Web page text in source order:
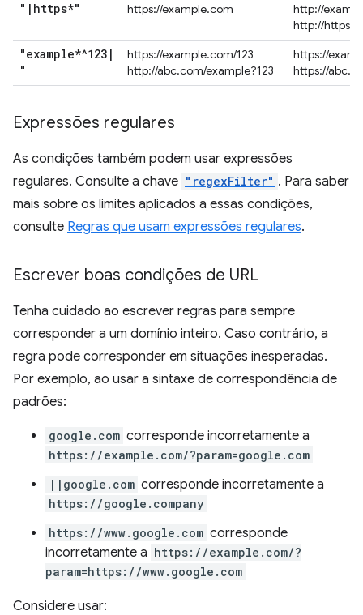
" | https*" https://example.com
http://
http://
"example*^123 |
"
https://example.com/123
http://abc.com/example?123
https://
https://
Expressões regulares
As condições também podem usar expressões
regulares. Consulte a chave "regexFilter" . Para saber
mais sobre os limites aplicados a essas condições,
consulte Regras que usam expressões regulares.
Escrever boas condições de URL
Tenha cuidado ao escrever regras para sempre
corresponder a um domínio inteiro. Caso contrário, a
regra pode corresponder em situações inesperadas.
Por exemplo, ao usar a sintaxe de correspondência de
padrões:
google.com corresponde incorretamente a
https://example.com/?param=google.com
||google.com corresponde incorretamente a
https://google.company
https://www.google.com corresponde
incorretamente a https://example.com/?
param=https://www.google.com
Considere usar: